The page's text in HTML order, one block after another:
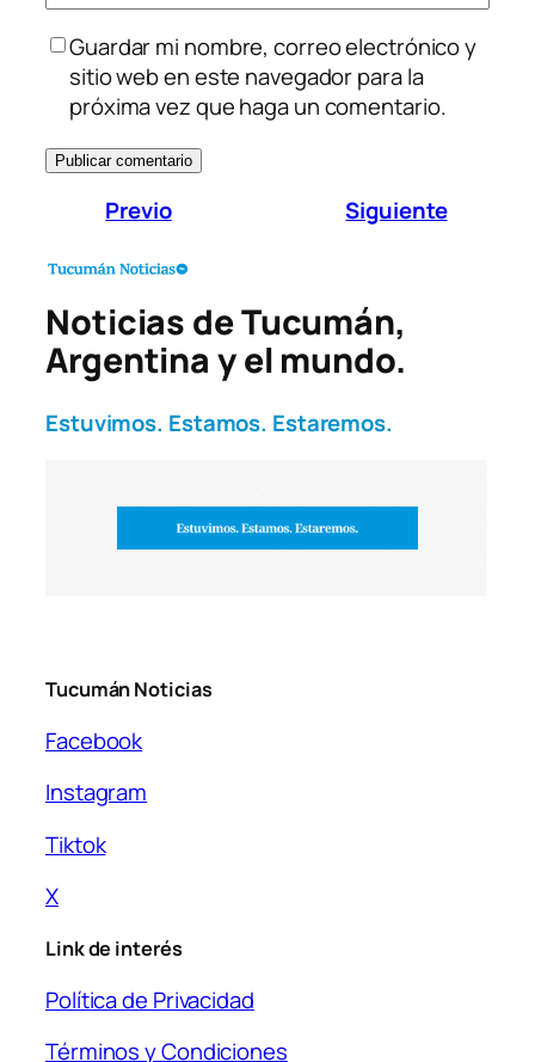
Guardar mi nombre, correo electrónico y
sitio web en este navegador para la
próxima vez que haga un comentario.
Previo Siguiente
Noticias de Tucumán,
Argentina y el mundo.
Estuvimos. Estamos. Estaremos.
Tucumán Noticias
Facebook
Instagram
Tiktok
X
Link de interés
Política de Privacidad
Términos y Condiciones